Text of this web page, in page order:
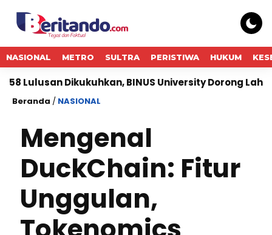
NASIONAL METRO SULTRA PERISTIWA HUKUM
BINUS University Dorong Lahirnya
Beranda / NASIONAL
Mengenal
DuckChain: Fitur
Unggulan,